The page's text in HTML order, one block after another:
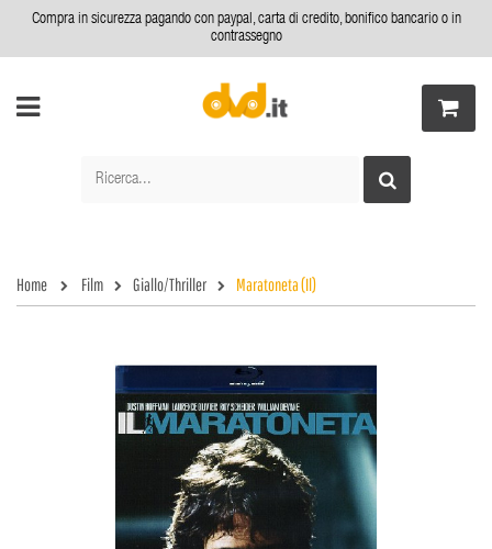
Compra in sicurezza pagando con paypal, carta di credito, bonifico bancario o in
contrassegno
Home Film Giallo/Thriller Maratoneta (Il)